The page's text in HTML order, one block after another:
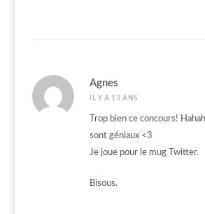
Agnes
IL Y A 13 ANS
Trop bien ce concours!
sont géniaux <3
Je joue pour le mug Twitter.
Bisous.